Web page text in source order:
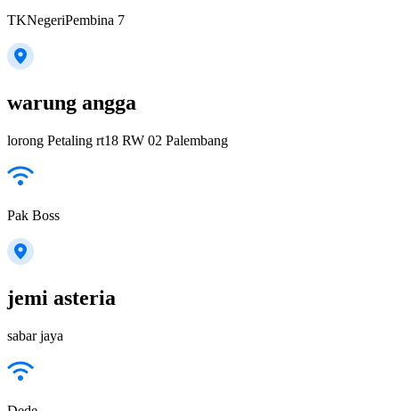
TKNegeriPembina 7
warung angga
lorong Petaling rt18 RW 02 Palembang
Pak Boss
jemi asteria
sabar jaya